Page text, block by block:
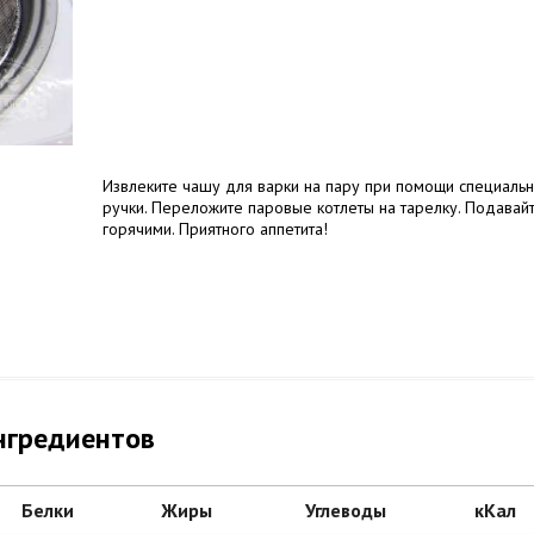
Извлеките чашу для варки на пару при помощи
ручки. Переложите паровые котлеты на тарелку.
горячими. Приятного аппетита!
Белки Жиры Углеводы кКал